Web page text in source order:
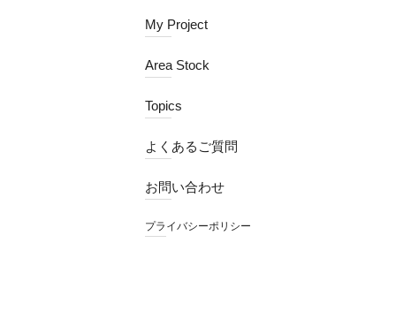
My Project
Area Stock
Topics
よくあるご質問
お問い合わせ
プライバシーポリシー